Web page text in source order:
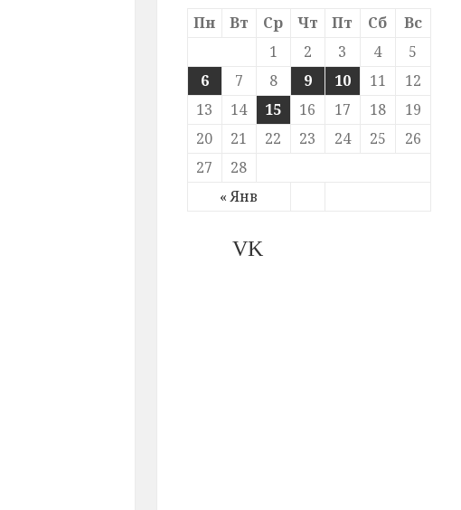
Пн Вт Ср Чт Пт Сб Вс
« Янв
1 2 3 4
5
6
7 8 9 10 11
12
13
14 15 16 17 18
19
20
21 22 23 24 25
26
27
28
VK